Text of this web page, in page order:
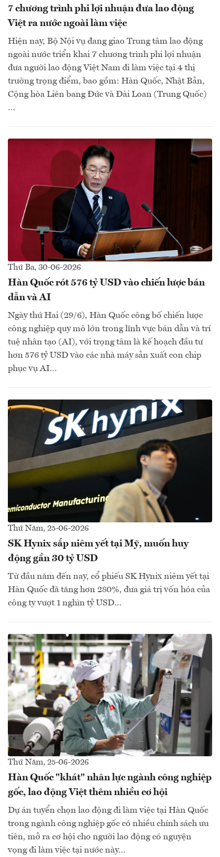
7 chương trình phi lợi nhuận đưa lao động
Việt ra nước ngoài làm việc
Hiện nay, Bộ Nội vụ đang giao Trung tâm lao động
ngoài nước triển khai 7 chương trình phi lợi nhuận
đưa người lao động Việt Nam đi làm việc tại 4 thị
trường trọng điểm, bao gồm: Hàn Quốc, Nhật Bản,
Cộng hòa Liên bang Đức và Đài Loan (Trung Quốc)
…
Thứ Ba, 30-06-2026
Hàn Quốc rót 576 tỷ USD vào chiến lược bán
dẫn và AI
Ngày thứ Hai (29/6), Hàn Quốc công bố chiến lược
công nghiệp quy mô lớn trong lĩnh vực bán dẫn và trí
tuệ nhân tạo (AI), với trọng tâm là kế hoạch đầu tư
hơn 576 tỷ USD vào các nhà máy sản xuất con chip
phục vụ AI...
Thứ Năm, 25-06-2026
SK Hynix sắp niêm yết tại Mỹ, muốn huy
động gần 30 tỷ USD
Từ đầu năm đến nay, cổ phiếu SK Hynix niêm yết tại
Hàn Quốc đã tăng hơn 280%, đưa giá trị vốn hóa của
công ty vượt 1 nghìn tỷ USD...
Thứ Năm, 25-06-2026
Hàn Quốc "khát" nhân lực ngành công nghiệp
gốc, lao động Việt thêm nhiều cơ hội
Dự án tuyển chọn lao động đi làm việc tại Hàn Quốc
trong ngành công nghiệp gốc có nhiều chính sách ưu
tiên, mở ra cơ hội cho người lao động có nguyện
vọng đi làm việc tại nước này...